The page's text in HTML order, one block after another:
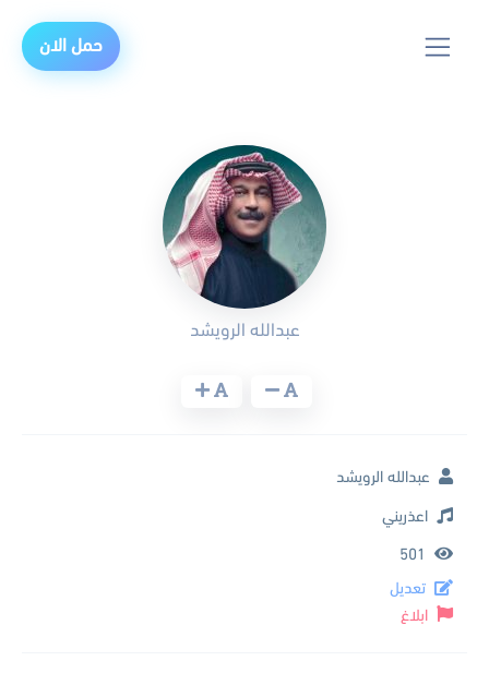
حمل الان
عبدالله الرويشد
عبدالله الرويشد
اعذريني
501
تعديل
ابلاغ